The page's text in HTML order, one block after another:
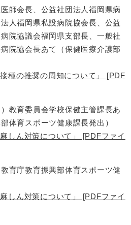
師会長、公益社団法人福岡県病
人福岡県私設病院協会長、公益
院協議会福岡県支部長、一般社
院協会長あて（保健医療介護部
接種の推奨の周知について」 [PDF
教育委員会学校保健主管課長あ
体育スポーツ健康課長発出）
麻しん対策について」 [PDFファイ
育庁教育振興部体育スポーツ健
麻しん対策について」 [PDFファイ